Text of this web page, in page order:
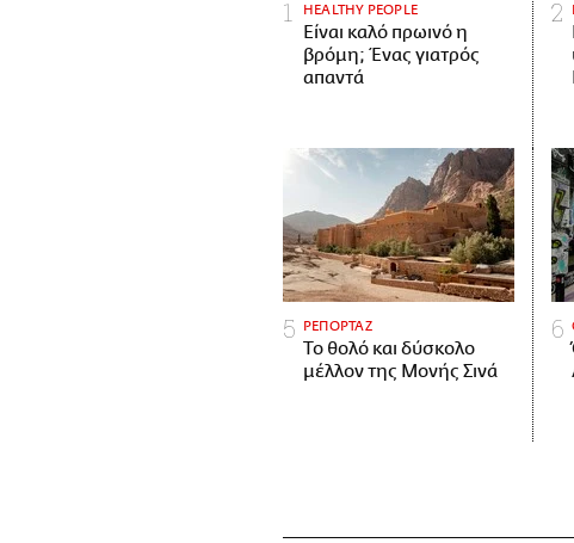
HEALTHY PEOPLE
Είναι καλό πρωινό η
βρόμη; Ένας γιατρός
απαντά
ΡΕΠΟΡΤΑΖ
Το θολό και δύσκολο
μέλλον της Μονής Σινά